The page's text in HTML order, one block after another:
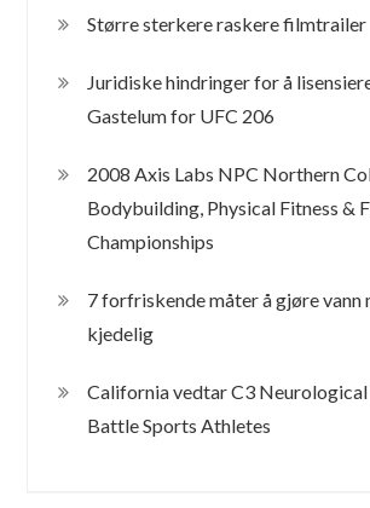
Større sterkere raskere filmtrailer
Juridiske hindringer for å
Gastelum for UFC 206
2008 Axis Labs NPC Northern
Bodybuilding, Physical Fitness &
Championships
7 forfriskende måter å gjøre vann
kjedelig
California vedtar C3
Battle Sports Athletes